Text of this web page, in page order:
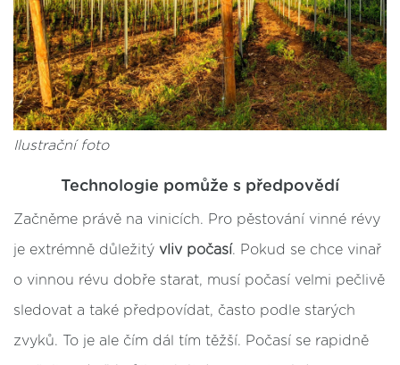
Ilustrační foto
Technologie pomůže s předpovědí
Začněme právě na vinicích. Pro pěstování vinné révy
je extrémně důležitý vliv počasí. Pokud se chce vinař
o vinnou révu dobře starat, musí počasí velmi pečlivě
sledovat a také předpovídat, často podle starých
zvyků. To je ale čím dál tím těžší. Počasí se rapidně